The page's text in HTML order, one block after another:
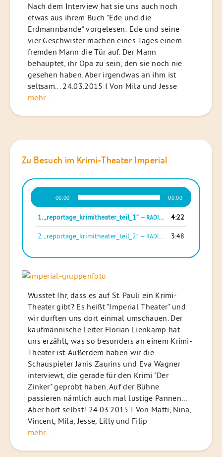
Nach dem Interview hat sie uns auch noch
etwas aus ihrem Buch "Ede und die
Erdmannbande" vorgelesen: Ede und seine
vier Geschwister machen eines Tages einem
fremden Mann die Tür auf. Der Mann
behauptet, ihr Opa zu sein, den sie noch nie
gesehen haben. Aber irgendwas an ihm ist
seltsam... 24.03.2015 I Von Mila und Jesse
mehr...
Zu Besuch im Krimi-Theater Imperial
Audio-
Player
00:00 00:00
1.„reportage_krimitheater_teil_1“ — RADIOFUECHSE 4:22
2.„reportage_krimitheater_teil_2“ — RADIOFUECHSE 3:48
Wusstet Ihr, dass es auf St. Pauli ein Krimi-
Theater gibt? Es heißt "Imperial Theater" und
wir durften uns dort einmal umschauen. Der
kaufmännische Leiter Florian Lienkamp hat
uns erzählt, was so besonders an einem Krimi-
Theater ist. Außerdem haben wir die
Schauspieler Janis Zaurins und Eva Wagner
interviewt, die gerade für den Krimi "Der
Zinker" geprobt haben. Auf der Bühne
passieren nämlich auch mal lustige Pannen...
Aber hört selbst! 24.03.2015 I Von Matti, Nina,
Vincent, Mila, Jesse, Lilly und Filip
mehr...